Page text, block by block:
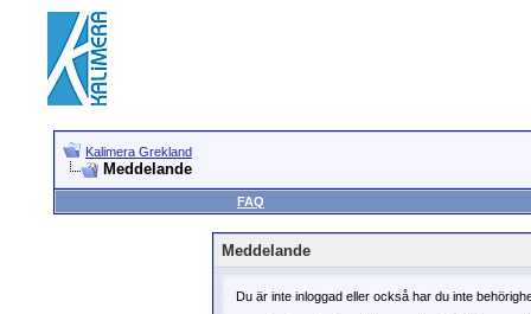
Kalimera Grekland
Meddelande
FAQ
Meddelande
Du är inte inloggad eller också har du inte